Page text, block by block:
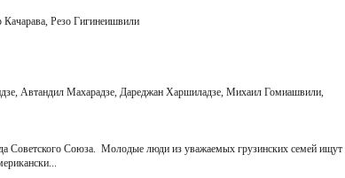
Резо Гигинеишвили
Автандил Махарадзе, Дареджан Харшиладзе, Михаил Гомиашвили,
Советского Союза. Молодые люди из уважаемых грузинских семей ищут